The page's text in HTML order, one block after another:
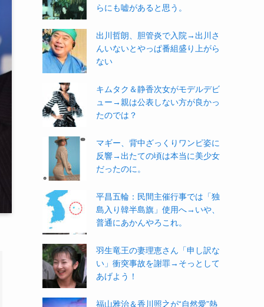
らにも嘘があると思う。
出川哲朗、胆管炎で入院→出川さ
んいないとやっぱ番組盛り上がら
ない
キムタク＆静香次女がモデルデビ
ュー→親は公表しない方が良かっ
たのでは？
マギー、背中ざっくりワンピ姿に
反響→出たての頃は本当に美少女
だったのに。
平昌五輪：民間主催行事では「独
島入り韓半島旗」使用へ→いや、
普通にあかんやろこれ。
羽生竜王の妻理恵さん「申し訳な
い」衝突事故を謝罪→そっとして
あげよう！
福山雅治＆香川照之が“自然愛”熱